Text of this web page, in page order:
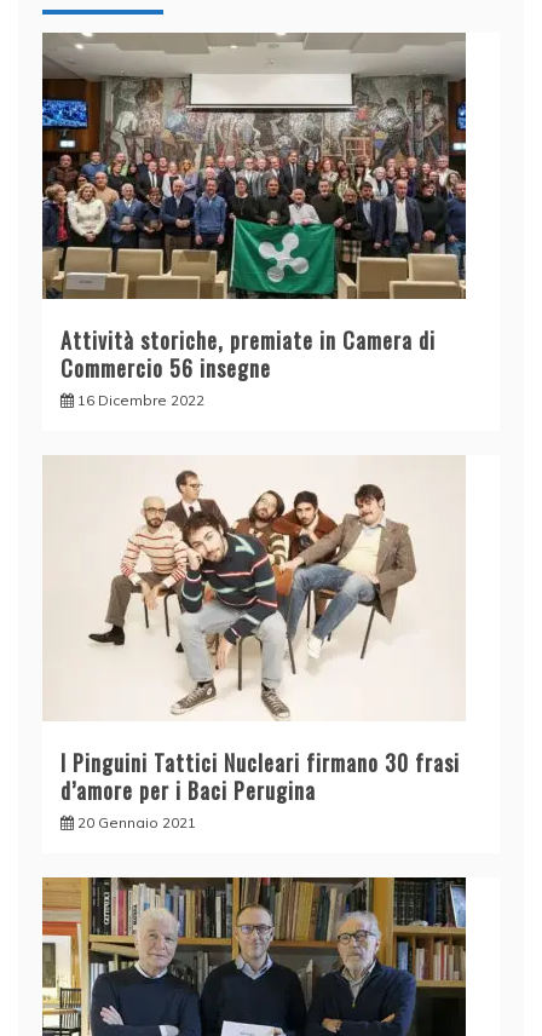
Attività storiche, premiate in Camera di
Commercio 56 insegne
16 Dicembre 2022
I Pinguini Tattici Nucleari firmano 30 frasi
d’amore per i Baci Perugina
20 Gennaio 2021